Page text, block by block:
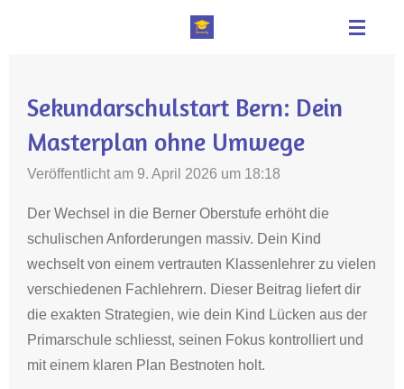
Sekundarschulstart Bern: Dein
Masterplan ohne Umwege
Veröffentlicht am 9. April 2026 um 18:18
Der Wechsel in die Berner Oberstufe erhöht die
schulischen Anforderungen massiv. Dein Kind
wechselt von einem vertrauten Klassenlehrer zu vielen
verschiedenen Fachlehrern. Dieser Beitrag liefert dir
die exakten Strategien, wie dein Kind Lücken aus der
Primarschule schliesst, seinen Fokus kontrolliert und
mit einem klaren Plan Bestnoten holt.